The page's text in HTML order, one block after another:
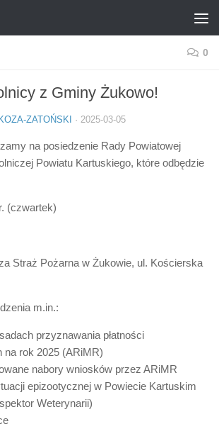
0
z Gminy Żukowo!
ZATOŃSKI · 2025-03-05
na posiedzenie Rady Powiatowej
Powiatu Kartuskiego, które odbędzie
(czwartek)
Straż Pożarna w Żukowie, ul. Kościerska
m.in.:
przyznawania płatności
na rok 2025 (ARiMR)
nabory wniosków przez ARiMR
epizootycznej w Powiecie Kartuskim
Weterynarii)